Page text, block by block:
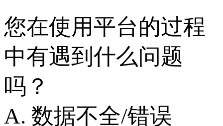
您在使用平台的过程
中有遇到什么问题
吗？
A. 数据不全/错误